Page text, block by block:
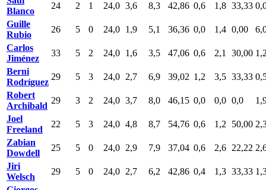
Blanco
24 2 1 24,0 3,6 8,3 42,86 0,6 1,8 33,33
Guille
Rubio
26 5 0 24,0 1,9 5,1 36,36 0,0 1,4 0,00
Carlos
Jiménez
33 5 2 24,0 1,6 3,5 47,06 0,6 2,1 30,00
Berni
Rodríguez
29 5 3 24,0 2,7 6,9 39,02 1,2 3,5 33,33
Robert
Archibald
29 3 2 24,0 3,7 8,0 46,15 0,0 0,0 0,0
Joel
Freeland
22 5 3 24,0 4,8 8,7 54,76 0,6 1,2 50,00
Zabian
Dowdell
25 5 0 24,0 2,9 7,9 37,04 0,6 2,6 22,22
Jiri
Welsch
29 5 0 24,0 2,7 6,2 42,86 0,4 1,3 33,33